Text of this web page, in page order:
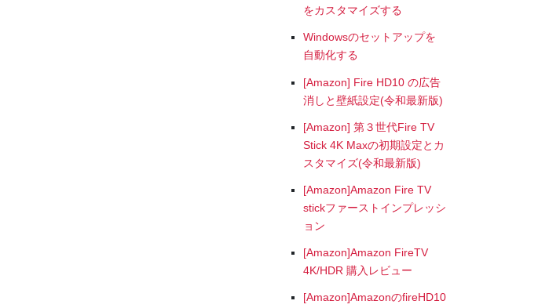
をカスタマイズする
Windowsのセットアップを
自動化する
[Amazon] Fire HD10 の広告
消しと壁紙設定(令和最新版)
[Amazon] 第３世代Fire TV
Stick 4K Maxの初期設定とカ
スタマイズ(令和最新版)
[Amazon]Amazon Fire TV
stickファーストインプレッシ
ョン
[Amazon]Amazon FireTV
4K/HDR 購入レビュー
[Amazon]AmazonのfireHD10